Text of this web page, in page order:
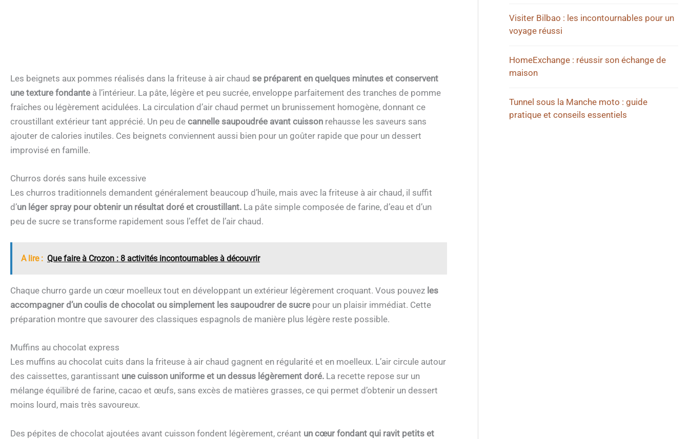
Les beignets aux pommes réalisés dans la friteuse à air chaud se préparent en quelques minutes et conservent
une texture fondante à l’intérieur. La pâte, légère et peu sucrée, enveloppe parfaitement des tranches de pomme
fraîches ou légèrement acidulées. La circulation d’air chaud permet un brunissement homogène, donnant ce
croustillant extérieur tant apprécié. Un peu de cannelle saupoudrée avant cuisson rehausse les saveurs sans
ajouter de calories inutiles. Ces beignets conviennent aussi bien pour un goûter rapide que pour un dessert
improvisé en famille.
Churros dorés sans huile excessive
Les churros traditionnels demandent généralement beaucoup d’huile, mais avec la friteuse à air chaud, il suffit
d’un léger spray pour obtenir un résultat doré et croustillant. La pâte simple composée de farine, d’eau et d’un
peu de sucre se transforme rapidement sous l’effet de l’air chaud.
A lire : Que faire à Crozon : 8 activités incontournables à découvrir
Chaque churro garde un cœur moelleux tout en développant un extérieur légèrement croquant. Vous pouvez les
accompagner d’un coulis de chocolat ou simplement les saupoudrer de sucre pour un plaisir immédiat. Cette
préparation montre que savourer des classiques espagnols de manière plus légère reste possible.
Muffins au chocolat express
Les muffins au chocolat cuits dans la friteuse à air chaud gagnent en régularité et en moelleux. L’air circule autour
des caissettes, garantissant une cuisson uniforme et un dessus légèrement doré. La recette repose sur un
mélange équilibré de farine, cacao et œufs, sans excès de matières grasses, ce qui permet d’obtenir un dessert
moins lourd, mais très savoureux.
Des pépites de chocolat ajoutées avant cuisson fondent légèrement, créant un cœur fondant qui ravit petits et
Visiter Bilbao : les incontournables pour un
voyage réussi
HomeExchange : réussir son échange de
maison
Tunnel sous la Manche moto : guide
pratique et conseils essentiels